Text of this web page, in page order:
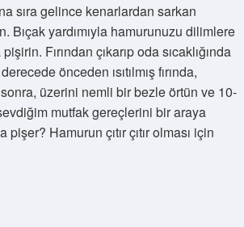
sıra gelince kenarlardan sarkan
Bıçak yardımıyla hamurunuzu dilimlere
Fırından çıkarıp oda sıcaklığında
önceden ısıtılmış fırında,
sonra, üzerini nemli bir bezle örtün ve 10-
mutfak gereçlerini bir araya
Hamurun çıtır çıtır olması için